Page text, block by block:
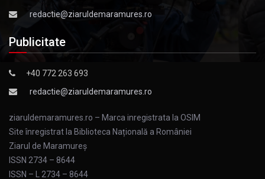
redactie@ziaruldemaramures.ro
Publicitate
+40 772 263 693
redactie@ziaruldemaramures.ro
ziaruldemaramures.ro – Marca inregistrata la OSIM
Site înregistrat la Biblioteca Națională a României
Ziarul de Maramureş
ISSN 2734 – 8644
ISSN – L 2734 – 8644